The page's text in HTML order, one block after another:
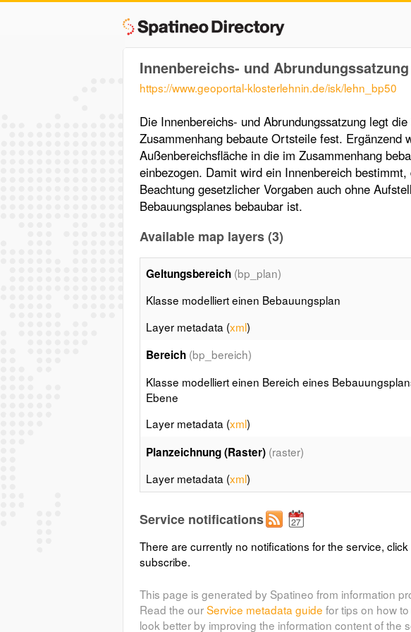
Innenbereichs- und
https://www.geoportal-klosterlehnin.de/isk/lehn_bp50
Die Innenbereichs- und Abrundungssatzung legt
Zusammenhang bebaute Ortsteile fest. Ergänzend
Außenbereichsfläche in die im Zusammenhang
einbezogen. Damit wird ein Innenbereich
Beachtung gesetzlicher Vorgaben auch ohne
Bebauungsplanes bebaubar ist.
Available map layers (3)
Geltungsbereich (bp_plan)
Klasse modelliert einen Bebauungsplan
Layer metadata (xml)
Bereich (bp_bereich)
Klasse modelliert einen Bereich eines
Ebene
Layer metadata (xml)
Planzeichnung (Raster) (raster)
Layer metadata (xml)
Service notifications
There are currently no notifications for the service,
subscribe.
This page is generated by Spatineo from information
Read the ourService metadata guide for tips on how
look better by improving the information content of the